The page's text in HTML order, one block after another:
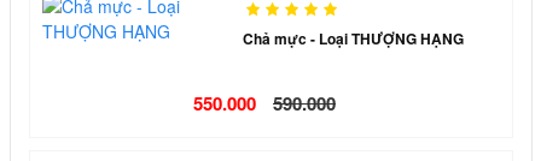
Chả mực - Loại THƯỢNG HẠNG
550.000 590.000